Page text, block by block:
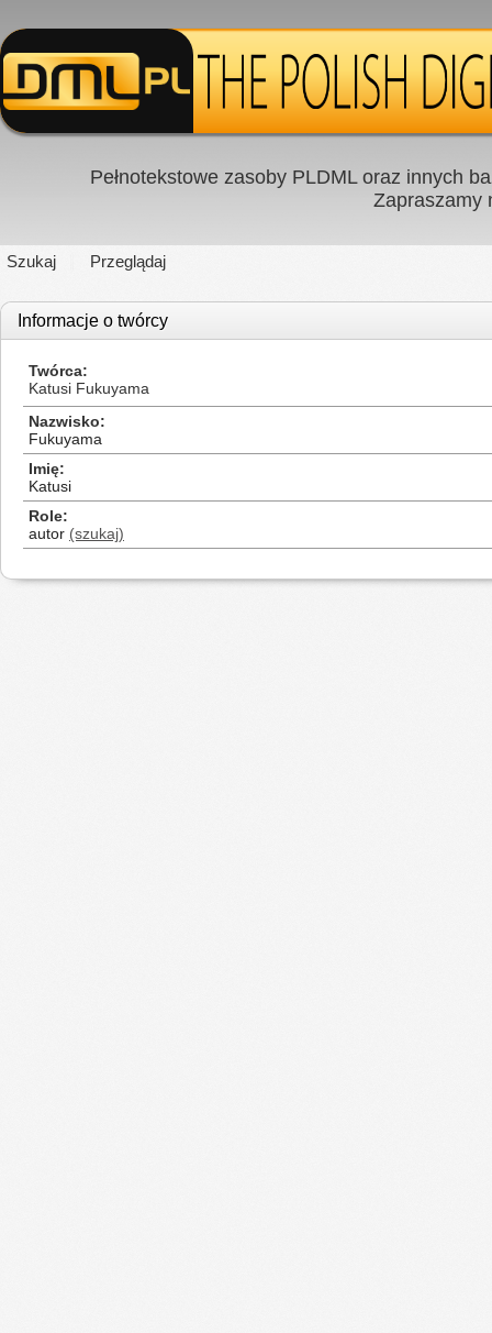
Pełnotekstowe zasoby PLDML oraz innych
Zapraszamy
Szukaj Przeglądaj
Informacje o twórcy
Twórca
Katusi Fukuyama
Nazwisko
Fukuyama
Imię
Katusi
Role
autor (szukaj)